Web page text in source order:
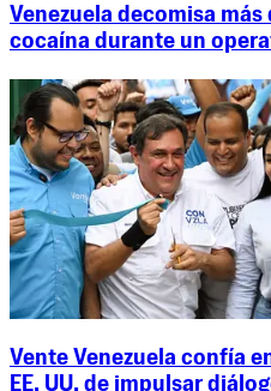
Venezuela decomisa
cocaína durante un
Vente Venezuela confía
EE. UU. de impulsar